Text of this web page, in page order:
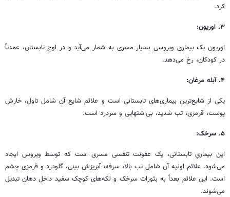
کرد.
۳. اوریون:
اوریون یک بیماری ویروسی بسیار مسری به شمار می‌آید و در اوج تابستان، عمدتاً
در کودکان، رخ می‌دهد.
۴. آبله مرغان:
یکی از شایع‌ترین بیماری‌های تابستانی است و علائم شایع آن شامل تاول، خارش
پوست، قرمزی، تب شدید، بی‌اشتهایی و سردرد است.
۵. سرخک:
این بیماریِ تابستانی، یک عفونت تنفسی مسری است که توسط ویروس ایجاد
می‌شود. علائم اولیه آن شامل تب بالا، سرفه، آبریزش بینی، گلودرد و قرمزی چشم
است. این علائم بعداً به بثورات سرخک و لکه‌های کوچک سفید داخل دهان تبدیل
می‌شوند.